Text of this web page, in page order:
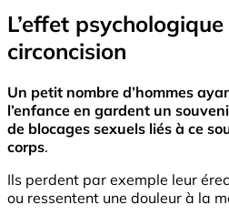
L’effet
circoncision
Un petit nombre d’hommes
l’enfance en gardent un
de blocages sexuels liés à ce
corps.
Ils perdent par exemple leur
ou ressentent une douleur à la